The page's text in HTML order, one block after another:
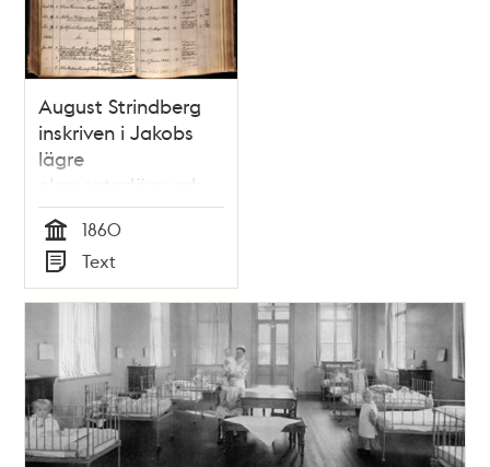
August Strindberg
inskriven i Jakobs
lägre
elementarläroverk
1860-1861
Tid
1860
Typ
Text